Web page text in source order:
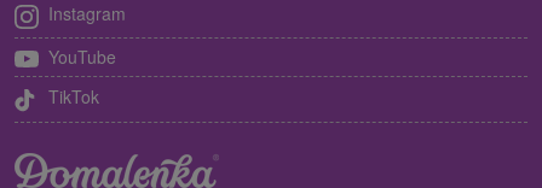
Instagram
YouTube
TikTok